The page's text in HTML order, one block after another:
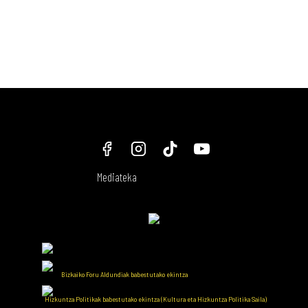
Mediateka
Bizkaiko Foru Aldundiak babestutako ekintza
Hizkuntza Politikak babestutako ekintza (Kultura eta Hizkuntza Politika Saila)